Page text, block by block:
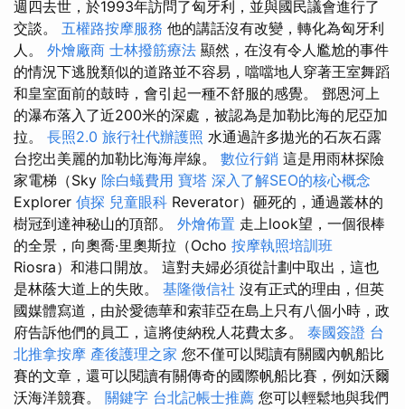
週四去世，於1993年訪問了匈牙利，並與國民議會進行了
交談。 五權路按摩服務 他的講話沒有改變，轉化為匈牙利
人。 外燴廠商 士林撥筋療法 顯然，在沒有令人尷尬的事件
的情況下逃脫類似的道路並不容易，噹噹地人穿著王室舞蹈
和皇室面前的鼓時，會引起一種不舒服的感覺。 鄧恩河上
的瀑布落入了近200米的深處，被認為是加勒比海的尼亞加
拉。 長照2.0 旅行社代辦護照 水通過許多拋光的石灰石露
台挖出美麗的加勒比海海岸線。 數位行銷 這是用雨林探險
家電梯（Sky 除白蟻費用 寶塔 深入了解SEO的核心概念
Explorer 偵探 兒童眼科 Reverator）砸死的，通過叢林的
樹冠到達神秘山的頂部。 外燴佈置 走上look望，一個很棒
的全景，向奧喬·里奧斯拉（Ocho 按摩執照培訓班
Riosra）和港口開放。 這對夫婦必須從計劃中取出，這也
是林蔭大道上的失敗。 基隆徵信社 沒有正式的理由，但英
國媒體寫道，由於愛德華和索菲亞在島上只有八個小時，政
府告訴他們的員工，這將使納稅人花費太多。 泰國簽證 台
北推拿按摩 產後護理之家 您不僅可以閱讀有關國內帆船比
賽的文章，還可以閱讀有關傳奇的國際帆船比賽，例如沃爾
沃海洋競賽。 關鍵字 台北記帳士推薦 您可以輕鬆地與我們